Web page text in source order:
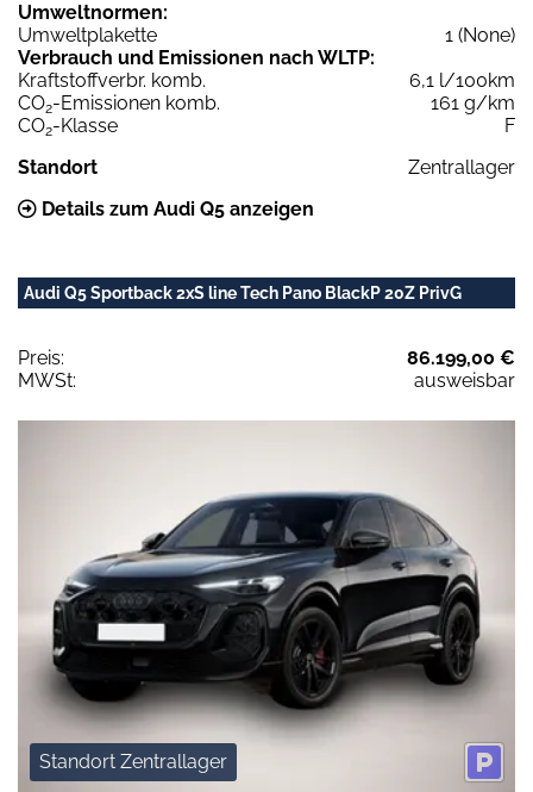
Umweltnormen:
Umweltplakette
1 (None)
Verbrauch und Emissionen nach WLTP:
Kraftstoffverbr. komb.
6,1 l/100km
CO2-Emissionen komb.
161 g/km
CO2-Klasse
F
Standort
Zentrallager
Details zum Audi Q5 anzeigen
Audi Q5 Sportback 2xS line Tech Pano BlackP 20Z PrivG
Preis:
86.199,00 €
MWSt:
ausweisbar
Standort Zentrallager